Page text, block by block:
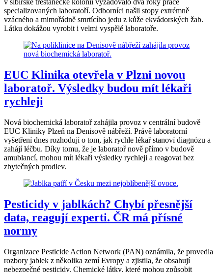
v sibiřské trestanecké kolonii vyžadovalo dva roky práce
specializovaných laboratoří. Odborníci našli stopy extrémně
vzácného a mimořádně smrtícího jedu z kůže ekvádorských žab.
Látku dokážou vyrobit i velmi vyspělé laboratoře.
EUC Klinika otevřela v Plzni novou
laboratoř. Výsledky budou mít lékaři
rychleji
Nová biochemická laboratoř zahájila provoz v centrální budově
EUC Kliniky Plzeň na Denisově nábřeží. Právě laboratorní
vyšetření dnes rozhodují o tom, jak rychle lékař stanoví diagnózu a
zahájí léčbu. Díky tomu, že je laboratoř nově přímo v budově
amublancí, mohou mít lékaři výsledky rychleji a reagovat bez
zbytečných prodlev.
Pesticidy v jablkách? Chybí přesnější
data, reagují experti. ČR má přísné
normy
Organizace Pesticide Action Network (PAN) oznámila, že provedla
rozbory jablek z několika zemí Evropy a zjistila, že obsahují
nebezpečné pesticidy. Chemické látky, které mohou způsobit